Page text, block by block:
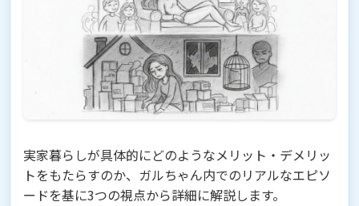
実家暮らしが具体的にどのようなメリット・デメリッ
トをもたらすのか、ガルちゃん内でのリアルなエピソ
ードを基に3つの視点から詳細に解説します。